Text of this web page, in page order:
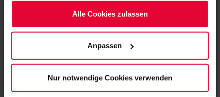
notwendige Cookies verwenden". Mehr dazu
(einschließlich der Möglichkeit, die Einwilligungserklärung
Cookie-Hinweis(Link im Fuß der Website)
bzw. derDatenschutzerklärung.
Alle Cookies zulassen
Anpassen
Nur notwendige Cookies verwenden
Metals
+49 2623 600-414